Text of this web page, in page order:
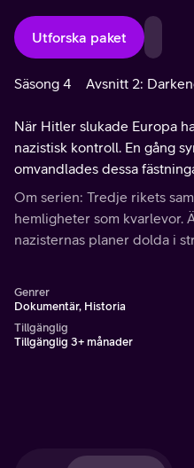
Utforska paket
Säsong 4 Avsnitt 2:
När Hitler slukade Europa
nazistisk kontroll. En gång
omvandlades dessa
ambitioner.
Om serien: Tredje rikets
hemligheter som kvarlevor.
nazisternas planer dolda i
Genrer
Dokumentär, Historia
Tillgänglig
Tillgänglig 3+ månader